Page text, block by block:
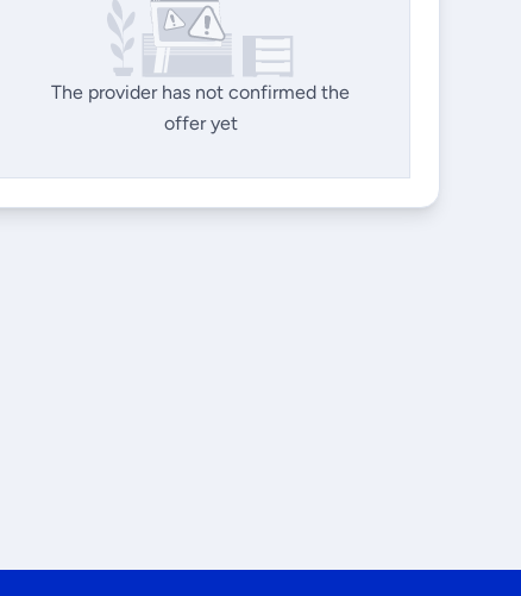
The provider has not confirmed the
offer yet